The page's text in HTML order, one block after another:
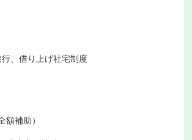
、借り上げ社宅制度
補助）